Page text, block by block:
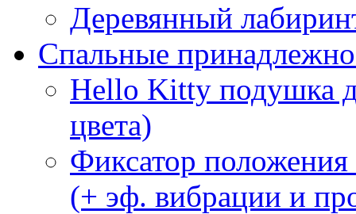
Деревянный
Спальные
Hello Kitty подушка
цвета)
Фиксатор
(+ эф. вибрации и